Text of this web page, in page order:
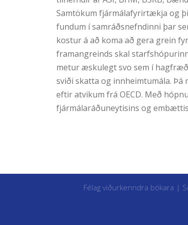
Samtökum fjármálafyrirtækja og
fundum í samráðsnefndinni þar
kostur á að koma að gera grein
framangreinds skal
metur æskulegt svo sem í
sviði skatta og innheimtumála.
eftir atvikum frá OECD. Með
fjármálaráðuneytisins og
Félag viðurkenndra bókara |